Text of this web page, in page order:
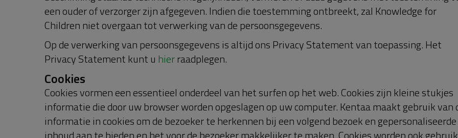
een ouder of verzorger zijn afgegeven. Indien die toestemming ontbreekt, zal Knowledge for
Children niet overgaan tot verwerking van de persoonsgegevens.
Op de verwerking van persoonsgegevens is altijd ons Privacy Statement van toepassing. Het
Privacy Statement kunt u hierraadplegen.
Cookies
Cookies vormen een essentieel onderdeel van het surfen op het web. Cookies zijn kleine stukjes
informatie die door uw browser worden opgeslagen op uw computer. Kentaa maakt gebruik van
informatie in cookies om de bezoeker te herkennen bij een volgend bezoek en gepersonaliseerde